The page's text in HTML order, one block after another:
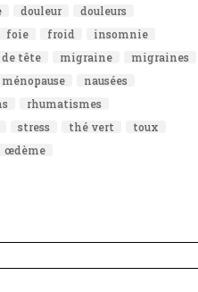
douleur
douleurs
foie froid
insomnie
tête migraine
migraines
ménopause
nausées
rhumatismes
stress thé vert
toux
œdème